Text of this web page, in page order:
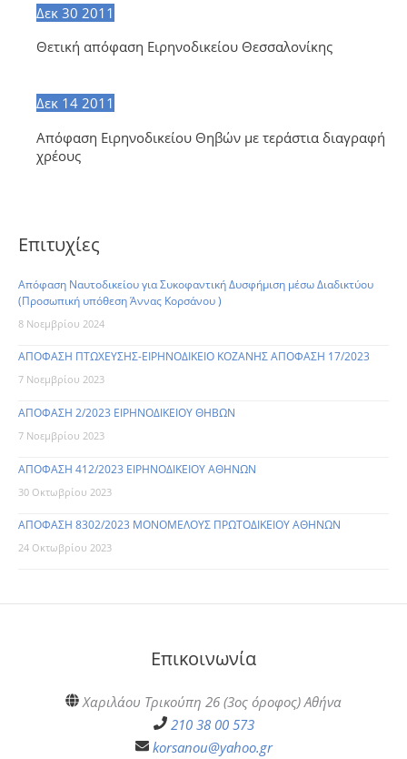
Δεκ 30 2011
Θετική απόφαση Ειρηνοδικείου Θεσσαλονίκης
Δεκ 14 2011
Απόφαση Ειρηνοδικείου Θηβών με τεράστια διαγραφή
χρέους
Επιτυχίες
Απόφαση Ναυτοδικείου για Συκοφαντική Δυσφήμιση μέσω Διαδικτύου
(Προσωπική υπόθεση Άννας Κορσάνου )
8 Νοεμβρίου 2024
ΑΠΟΦΑΣΗ ΠΤΩΧΕΥΣΗΣ-ΕΙΡΗΝΟΔΙΚΕΙΟ ΚΟΖΑΝΗΣ ΑΠΟΦΑΣΗ 17/2023
7 Νοεμβρίου 2023
ΑΠΟΦΑΣΗ 2/2023 ΕΙΡΗΝΟΔΙΚΕΙΟΥ ΘΗΒΩΝ
7 Νοεμβρίου 2023
ΑΠΟΦΑΣΗ 412/2023 ΕΙΡΗΝΟΔΙΚΕΙΟΥ ΑΘΗΝΩΝ
30 Οκτωβρίου 2023
ΑΠΟΦΑΣΗ 8302/2023 ΜΟΝΟΜΕΛΟΥΣ ΠΡΩΤΟΔΙΚΕΙΟΥ ΑΘΗΝΩΝ
24 Οκτωβρίου 2023
Επικοινωνία
Χαριλάου Τρικούπη 26 (3ος όροφος) Αθήνα
210 38 00 573
korsanou@yahoo.gr